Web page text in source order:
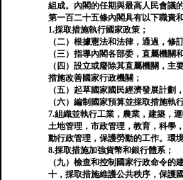
組成。內閣的任期與最高人民會議的
第一百二十五條內閣具有以下職責
1.採取措施執行國家政策；
（二）根據憲法和法律，通過，修
（三）指導內閣各部委，直屬機關
（四）設立或廢除其直屬機關，主
措施改善國家行政機關；
（五）起草國家國民經濟發展計劃
（六）編制國家預算並採取措施執
7.組織並執行工業，農業，建築，
土地管理，市政管理，教育，科學
動行政管理，保護勞動的工作。環
8.採取措施加強貨幣和銀行體系；
（九）檢查和控制國家行政命令的
十，採取措施維護公共秩序，保護